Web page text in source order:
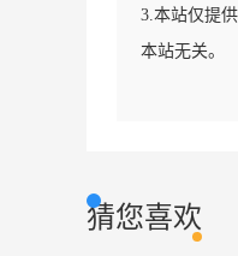
3.本站仅提
本站无关。
猜您喜欢